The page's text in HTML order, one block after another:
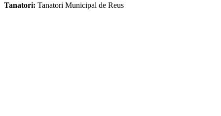
Tanatori: Tanatori Municipal de Reus